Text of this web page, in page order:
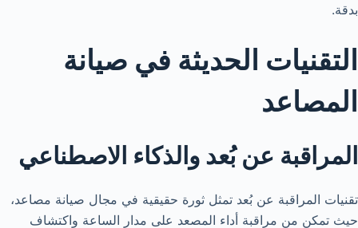
بدقة.
التقنيات الحديثة في صيانة
المصاعد
المراقبة عن بُعد والذكاء الاصطناعي
تقنيات المراقبة عن بُعد تمثل ثورة حقيقية في مجال صيانة مصاعد،
حيث تمكن من مراقبة أداء المصعد على مدار الساعة واكتشاف